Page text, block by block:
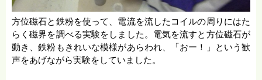
方位磁石と鉄粉を使って、電流を流したコイルの周りにはた
らく磁界を調べる実験をしました。電気を流すと方位磁石が
動き、鉄粉もきれいな模様があらわれ、「おー！」という歓
声をあげながら実験をしていました。